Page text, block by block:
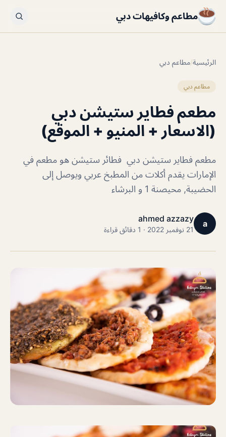
مطاعم وكافيهات دبي
الرئيسية/مطاعم دبي
مطاعم دبي
مطعم فطاير ستيشن دبي
(الاسعار + المنيو + الموقع)
مطعم فطاير ستيشن دبي فطائر ستيشن هو مطعم في
الإمارات يقدم أكلات من المطبخ عربي ويوصل إلى
الحضيبة, محيصنة 1 و البرشاء
a
ahmed azzazy
21 نوفمبر 2022 · 1 دقائق قراءة